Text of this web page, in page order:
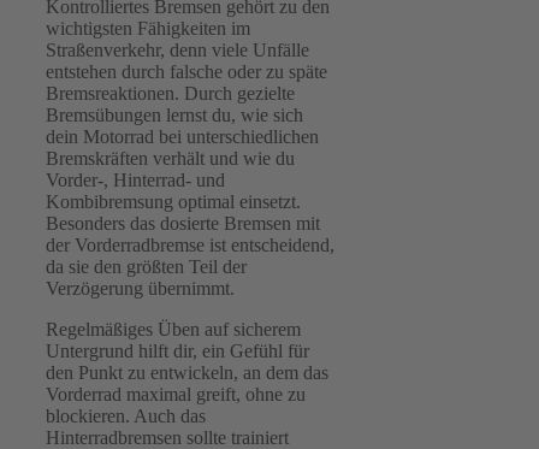
Kontrolliertes Bremsen gehört zu den
wichtigsten Fähigkeiten im
Straßenverkehr, denn viele Unfälle
entstehen durch falsche oder zu späte
Bremsreaktionen. Durch gezielte
Bremsübungen lernst du, wie sich
dein Motorrad bei unterschiedlichen
Bremskräften verhält und wie du
Vorder‑, Hinterrad‑ und
Kombibremsung optimal einsetzt.
Besonders das dosierte Bremsen mit
der Vorderradbremse ist entscheidend,
da sie den größten Teil der
Verzögerung übernimmt.
Regelmäßiges Üben auf sicherem
Untergrund hilft dir, ein Gefühl für
den Punkt zu entwickeln, an dem das
Vorderrad maximal greift, ohne zu
blockieren. Auch das
Hinterradbremsen sollte trainiert